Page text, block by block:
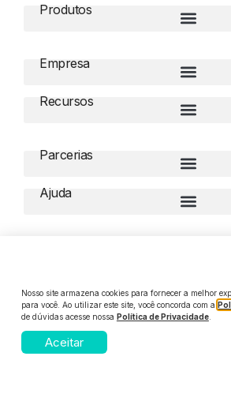
Produtos
Empresa
Recursos
Parcerias
Ajuda
Nosso site armazena cookies para fornecer a melhor
para você. Ao utilizar este site, você concorda com a
de dúvidas acesse nossa Política de Privacidade.
Aceitar